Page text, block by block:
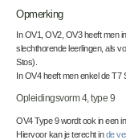
Opmerking
In OV1, OV2, OV3 heeft men
slechthorende leerlingen, als
Stos).
In OV4 heeft men enkel deT7
Opleidingsvorm 4, type 9
OV4 Type 9 wordt ook in een
Hiervoor kan je terecht inde